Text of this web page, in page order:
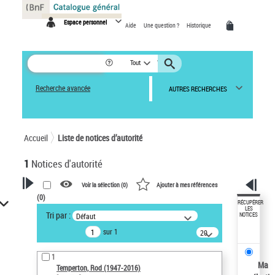
Espace personnel Aide Une question ? Historique
Tout
Recherche avancée AUTRES RECHERCHES
Accueil Liste de notices d’autorité
1 Notices d'autorité
VOTRE RECHERCHE
Recherche avancée dans les
notices d’autorité
Œuvres liées à l'auteur :
Temperton, Rod (1947-2016)
Voir la sélection (0) Ajouter à mes références
(0)
Tri par : Défaut
sur 1
20
résultats/page
1
Temperton, Rod (1947-2016)
RÉCUPÉRER
LES
NOTICES
Ma
Panneau de gestion des cookies